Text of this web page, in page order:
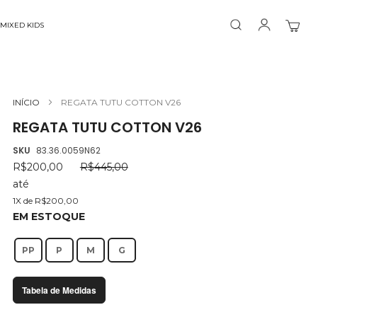
MIXED KIDS Search
Meu Carrinho
INÍCIO REGATA TUTU COTTON V26
REGATA TUTU COTTON V26
SKU 83.36.0059N62
R$200,00
R$445,00
até
1X de R$200,00
EM ESTOQUE
PP P M G
Tabela de Medidas